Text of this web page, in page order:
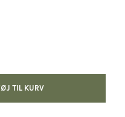
TIL KURV